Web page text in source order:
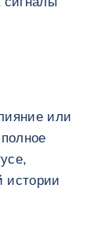
или
истории